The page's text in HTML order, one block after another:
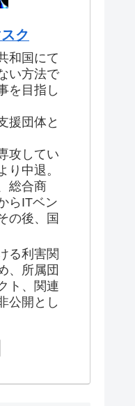
ク
和国にて
い方法で
を目指し
援団体と
攻してい
り中退。
総合商
らITベン
の後、国
る利害関
、所属団
ト、関連
公開とし